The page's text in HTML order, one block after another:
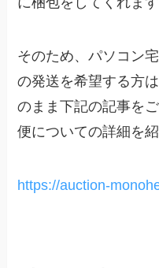
そのため、パソコン
の発送を希望する方
のまま下記の記事を
便についての詳細を
https://auction-